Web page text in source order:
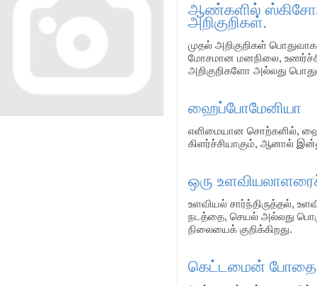
ஆண்களில்
அறிகுறிகள்.
முதல் அறிகுறிகள்
மோசமான மனநிலை,
அறிகுறிகளோ அல்லது
ஹைப்போமேனியா
எளிமையான சொற்களில்,
கிளர்ச்சியாகும், ஆனால்
ஒரு
உளவியல் சார்ந்திருத்தல்,
நடத்தை, செயல் அல்லது
நிலையைக் குறிக்கிறது.
கெட்டமைன் போதை